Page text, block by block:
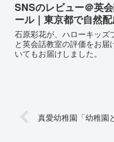
SNSのレビュー＠英
ール｜東京都で自然
石原彩花が、ハローキッズ
と英会話教室の評価をお
いてもお届けしました。
真愛幼稚園「幼稚園